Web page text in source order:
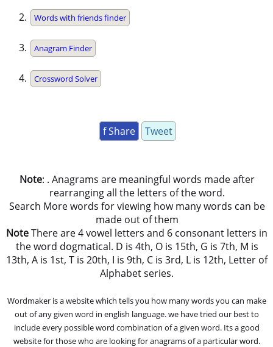
Words with friends finder
Anagram Finder
Crossword Solver
f Share Tweet
Note: . Anagrams are meaningful words made after
rearranging all the letters of the word.
Search More words for viewing how many words can be
made out of them
NoteThere are 4 vowel letters and 6 consonant letters in
the word dogmatical. D is 4th, O is 15th, G is 7th, M is
13th, A is 1st, T is 20th, I is 9th, C is 3rd, L is 12th, Letter of
Alphabet series.
Wordmaker is a website which tells you how many words you can make
out of any given word in english language. we have tried our best to
include every possible word combination of a given word. Its a good
website for those who are looking for anagrams of a particular word.